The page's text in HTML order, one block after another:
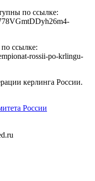
по ссылке:
ссылке:
rossii-po-krlingu-
керлинга России.
России